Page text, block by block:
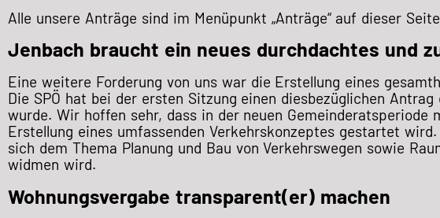
Alle unsere Anträge sind im Menüpunkt „Anträge“ auf dieser
Jenbach braucht ein neues durchdachtes und
Eine weitere Forderung von uns war die Erstellung eines
Die SPÖ hat bei der ersten Sitzung einen diesbezüglichen
wurde. Wir hoffen sehr, dass in der neuen
Erstellung eines umfassenden Verkehrskonzeptes gestartet
sich dem Thema Planung und Bau von Verkehrswegen sowie
widmen wird.
Wohnungsvergabe transparent(er) machen